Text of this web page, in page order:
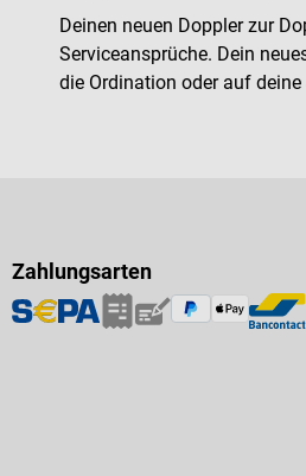
Deinen neuen Doppler zur
Serviceansprüche. Dein
die Ordination oder auf
Zahlungsarten